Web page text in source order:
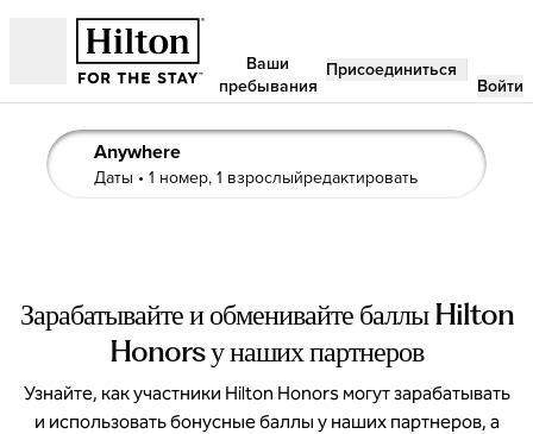
Перейти к содержанию
Ваши
пребывания
Присоединиться
Войти
Anywhere
Даты • 1 номер, 1 взрослыйредактировать
данные поиска, любые даты, 1 номер, 1 взрослый
Зарабатывайте и обменивайте баллы Hilton
Honors у наших партнеров
Узнайте, как участники Hilton Honors могут зарабатывать
и использовать бонусные баллы у наших партнеров, а